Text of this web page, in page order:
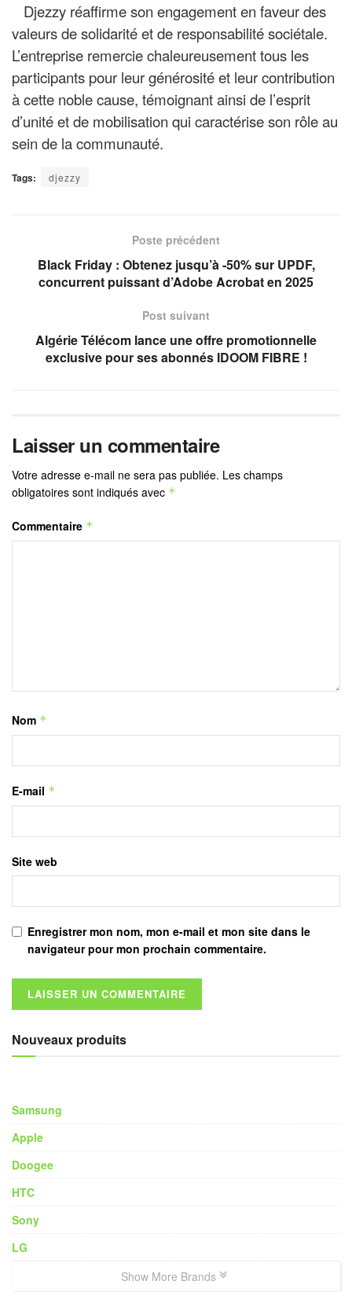
Djezzy réaffirme son engagement en faveur des
valeurs de solidarité et de responsabilité sociétale.
L’entreprise remercie chaleureusement tous les
participants pour leur générosité et leur contribution
à cette noble cause, témoignant ainsi de l’esprit
d’unité et de mobilisation qui caractérise son rôle au
sein de la communauté.
Tags: djezzy
Poste précédent
Black Friday : Obtenez jusqu’à -50% sur UPDF,
concurrent puissant d’Adobe Acrobat en 2025
Post suivant
Algérie Télécom lance une offre promotionnelle
exclusive pour ses abonnés IDOOM FIBRE !
Laisser un commentaire
Votre adresse e-mail ne sera pas publiée. Les champs
obligatoires sont indiqués avec *
Commentaire *
Nom *
E-mail *
Site web
Enregistrer mon nom, mon e-mail et mon site dans le
navigateur pour mon prochain commentaire.
Nouveaux produits
Samsung
Apple
Doogee
HTC
Sony
LG
Show More Brands